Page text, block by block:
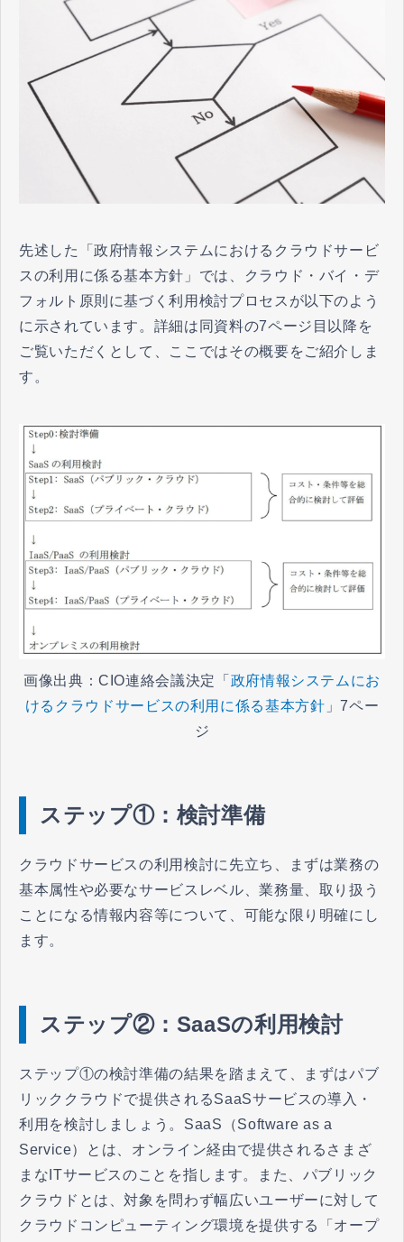
先述した「政府情報システムにおけるクラウドサービ
スの利用に係る基本方針」では、クラウド・バイ・デ
フォルト原則に基づく利用検討プロセスが以下のよう
に示されています。詳細は同資料の7ページ目以降を
ご覧いただくとして、ここではその概要をご紹介しま
す。
画像出典：CIO連絡会議決定「 政府情報システムにお
けるクラウドサービスの利用に係る基本方針 」7ペー
ジ
ステップ①：検討準備
クラウドサービスの利用検討に先立ち、まずは業務の
基本属性や必要なサービスレベル、業務量、取り扱う
ことになる情報内容等について、可能な限り明確にし
ます。
ステップ②：SaaSの利用検討
ステップ①の検討準備の結果を踏まえて、まずはパブ
リッククラウドで提供されるSaaSサービスの導入・
利用を検討しましょう。SaaS（Software as a
Service）とは、オンライン経由で提供されるさまざ
まなITサービスのことを指します。また、パブリック
クラウドとは、対象を問わず幅広いユーザーに対して
クラウドコンピューティング環境を提供する「オープ